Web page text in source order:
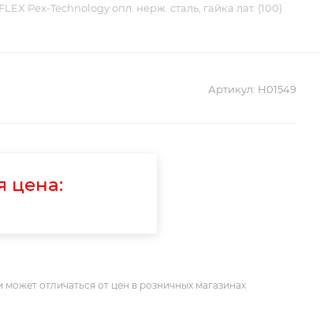
Pex-Technology опл. нерж. сталь, гайка лат. (100)
Артикул: Н01549
цена:
отличаться от цен в розничных магазинах